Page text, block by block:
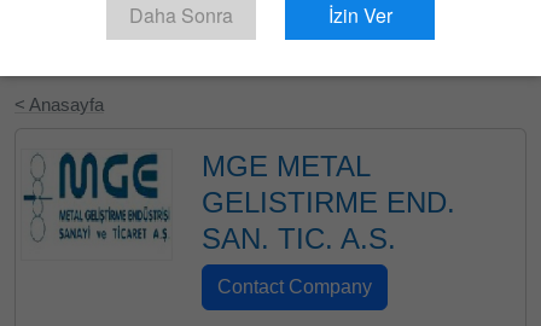
Ücretsiz Deneyin
< Anasayfa
MGE METAL
GELISTIRME END.
SAN. TIC. A.S.
Daha Sonra İzin Ver